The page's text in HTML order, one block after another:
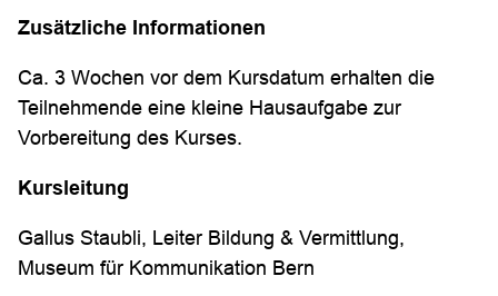
Zusätzliche Informationen
Ca. 3 Wochen vor dem Kursdatum erhalten die
Teilnehmende eine kleine Hausaufgabe zur
Vorbereitung des Kurses.
Kursleitung
Gallus Staubli, Leiter Bildung & Vermittlung,
Museum für Kommunikation Bern